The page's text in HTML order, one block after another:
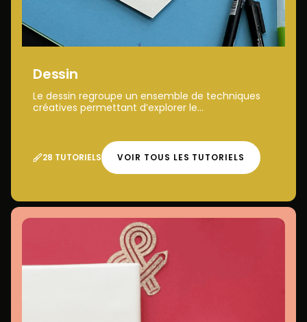
Dessin
Le dessin regroupe un ensemble de techniques
créatives permettant d’explorer le...
28 TUTORIELS VOIR TOUS LES TUTORIELS